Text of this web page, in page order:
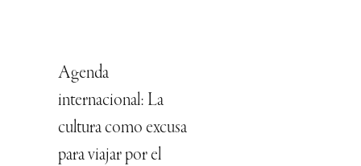
Agenda
internacional: La
cultura como excusa
para viajar por el